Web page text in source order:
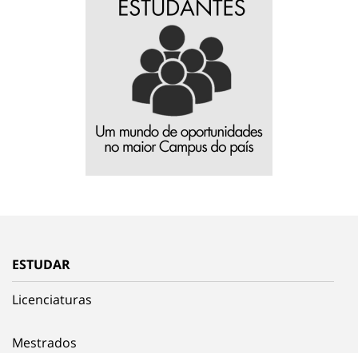
ESTUDAR
Licenciaturas
Mestrados